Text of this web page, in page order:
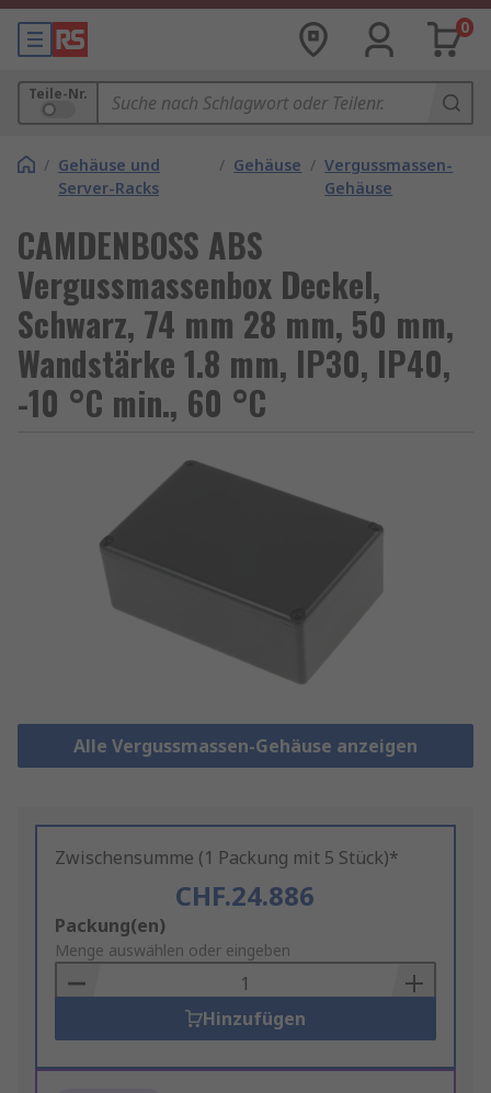
0
Teile-Nr.
/ Gehäuse und
Server-Racks
/ Gehäuse / Vergussmassen-
Gehäuse
CAMDENBOSS ABS
Vergussmassenbox Deckel,
Schwarz, 74 mm 28 mm, 50 mm,
Wandstärke 1.8 mm, IP30, IP40,
-10 °C min., 60 °C
Alle Vergussmassen-Gehäuse anzeigen
Zwischensumme (1 Packung mit 5 Stück)*
CHF.24.886
Add
to
Basket
Packung(en)
Menge auswählen oder eingeben
Hinzufügen